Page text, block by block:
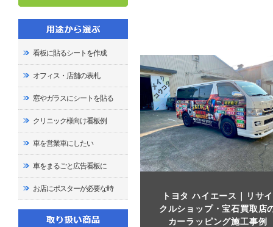
トヨタ ハイエース｜リサイ
クルショップ・宝石買取店
カーラッピング施工事例
看板に貼るシートを作成
オフィス・店舗の表札
窓やガラスにシートを貼る
クリニック様向け看板例
車を営業車にしたい
車をまるごと広告看板に
お店にポスターが必要な時